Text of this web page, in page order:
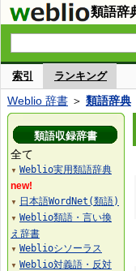
類語辞
索引 ランキング
Weblio 辞書 ＞ 類語辞典
類語収録辞書
全て
▼ Weblio実用類語辞典
new!
▼ 日本語WordNet(類語)
▼ Weblio類語・言い換
え辞書
▼ Weblioシソーラス
▼ Weblio対義語・反対